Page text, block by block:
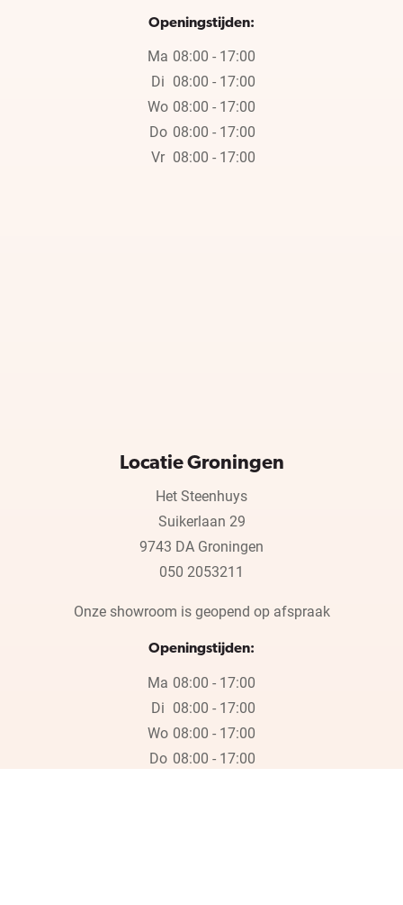
Openingstijden:
Ma 08:00 - 17:00
Di 08:00 - 17:00
Wo 08:00 - 17:00
Do 08:00 - 17:00
Vr 08:00 - 17:00
Locatie Groningen
Het Steenhuys
Suikerlaan 29
9743 DA Groningen
050 2053211
Onze showroom is geopend op afspraak
Openingstijden:
Ma 08:00 - 17:00
Di 08:00 - 17:00
Wo 08:00 - 17:00
Do 08:00 - 17:00